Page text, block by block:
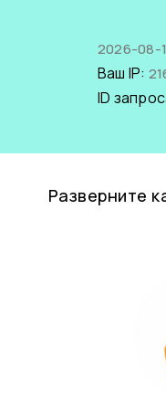
2026-08-
Ваш IP:
ID
Разверните